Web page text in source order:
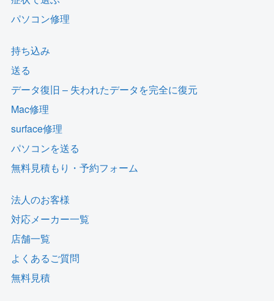
パソコン修理
持ち込み
送る
データ復旧 – 失われたデータを完全に復元
Mac修理
surface修理
パソコンを送る
無料見積もり・予約フォーム
法人のお客様
対応メーカー一覧
店舗一覧
よくあるご質問
無料見積